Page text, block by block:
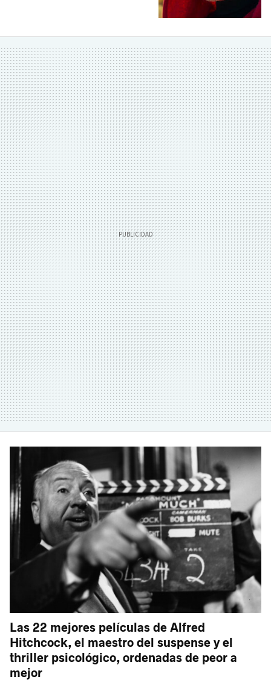
Las 22 mejores películas de Alfred
Hitchcock, el maestro del suspense y el
thriller psicológico, ordenadas de peor a
mejor